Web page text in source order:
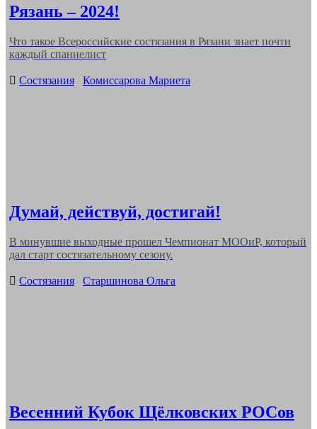
Рязань – 2024!
Что такое Всероссийские состязания в Рязани знает почти
каждый спаниелист
Categories
Состязания Комиссарова Мариета
Думай, действуй, достигай!
В минувшие выходные прошел Чемпионат МООиР, который
дал старт состязательному сезону.
Categories
Состязания Старшинова Ольга
Весенний Кубок Щёлковских РОСов